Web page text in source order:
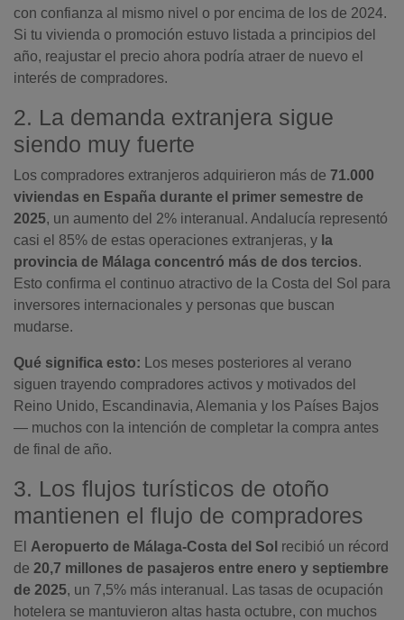
con confianza al mismo nivel o por encima de los de 2024.
Si tu vivienda o promoción estuvo listada a principios del
año, reajustar el precio ahora podría atraer de nuevo el
interés de compradores.
2. La demanda extranjera sigue
siendo muy fuerte
Los compradores extranjeros adquirieron más de 71.000
viviendas en España durante el primer semestre de
2025, un aumento del 2% interanual. Andalucía representó
casi el 85% de estas operaciones extranjeras, y la
provincia de Málaga concentró más de dos tercios.
Esto confirma el continuo atractivo de la Costa del Sol para
inversores internacionales y personas que buscan
mudarse.
Qué significa esto: Los meses posteriores al verano
siguen trayendo compradores activos y motivados del
Reino Unido, Escandinavia, Alemania y los Países Bajos
— muchos con la intención de completar la compra antes
de final de año.
3. Los flujos turísticos de otoño
mantienen el flujo de compradores
El Aeropuerto de Málaga-Costa del Sol recibió un récord
de 20,7 millones de pasajeros entre enero y septiembre
de 2025, un 7,5% más interanual. Las tasas de ocupación
hotelera se mantuvieron altas hasta octubre, con muchos